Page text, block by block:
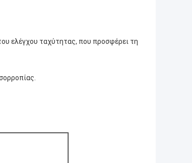
ελέγχου ταχύτητας, που προσφέρει τη